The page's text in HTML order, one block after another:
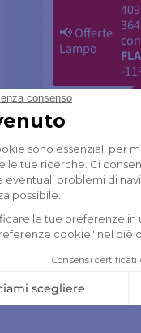
📢Offerte
Lampo
-
389,28 €